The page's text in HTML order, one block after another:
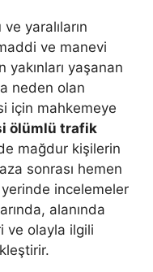
yaralıların
ve manevi
yaşanan
neden olan
için mahkemeye
ölümlü trafik
mağdur kişilerin
sonrası hemen
incelemeler
alanında
ve olayla ilgili